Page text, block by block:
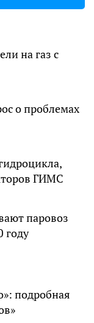
на газ с
о проблемах
ГИМС
паровоз
году
подробная